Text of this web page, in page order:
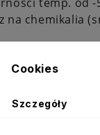
na chemikalia
i niekurczliwą
UV.
powierzchni,
Cookies
Szczegóły